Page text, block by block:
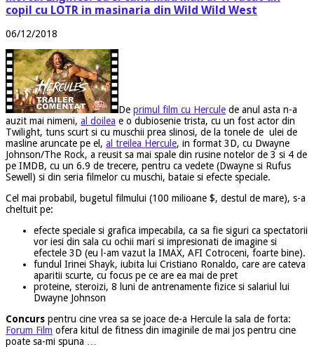
copil cu LOTR in masinaria din Wild Wild West
06/12/2018
De primul film cu Hercule de anul asta n-a
auzit mai nimeni, al doilea e o dubiosenie trista, cu un fost actor din
Twilight, tuns scurt si cu muschii prea slinosi, de la tonele de ulei de
masline aruncate pe el, al treilea Hercule, in format 3D, cu Dwayne
Johnson/The Rock, a reusit sa mai spale din rusine notelor de 3 si 4 de
pe IMDB, cu un 6.9 de trecere, pentru ca vedete (Dwayne si Rufus
Sewell) si din seria filmelor cu muschi, bataie si efecte speciale.
Cel mai probabil, bugetul filmului (100 milioane $, destul de mare), s-a
cheltuit pe:
efecte speciale si grafica impecabila, ca sa fie siguri ca spectatorii
vor iesi din sala cu ochii mari si impresionati de imagine si
efectele 3D (eu l-am vazut la IMAX, AFI Cotroceni, foarte bine).
fundul Irinei Shayk, iubita lui Cristiano Ronaldo, care are cateva
aparitii scurte, cu focus pe ce are ea mai de pret
proteine, steroizi, 8 luni de antrenamente fizice si salariul lui
Dwayne Johnson
Concurs pentru cine vrea sa se joace de-a Hercule la sala de forta:
Forum Film ofera kitul de fitness din imaginile de mai jos pentru cine
poate sa-mi spuna …